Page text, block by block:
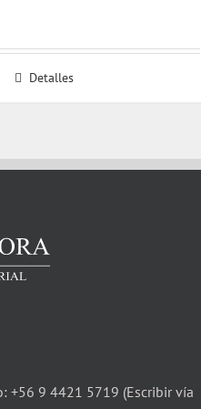
Detalles
+56 9 4421 5719 (Escribir vía